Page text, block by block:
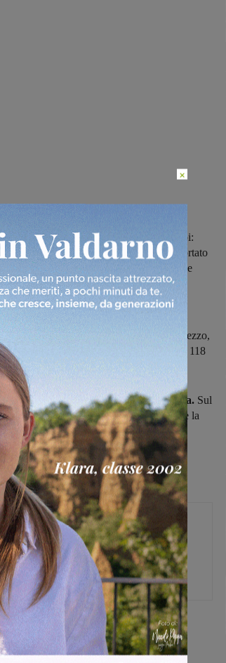
e una minicar lungo la strada Poggilupi:
il conducente del primo mezzo, trasportato
Disagi e lunghe code tra Montevarchi e
e una minicar lungo la strada
non grave il conducente del primo mezzo,
della Gruccia dal personale del 118
code tra Montevarchi e Terranuova. Sul
Municipale per i rilievi e per regolare la
Crini
×